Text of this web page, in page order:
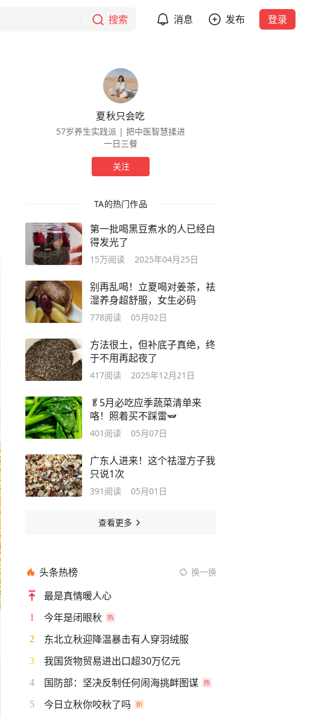
搜索 消息 发布 登录
夏秋只会吃
57岁养生实践派 | 把中医智慧揉进
一日三餐
关注
TA的热门作品
第一批喝黑豆煮水的人已经白
得发光了
15万阅读 2025年04月25日
别再乱喝！立夏喝对姜茶，祛
湿养身超舒服，女生必码
778阅读 05月02日
方法很土，但补底子真绝，终
于不用再起夜了
417阅读 2025年12月21日
🥬5月必吃应季蔬菜清单来
咯！照着买不踩雷🫛
401 阅读 05月07日
广东人进来！这个祛湿方子我
只说1次
391 阅读 05月01日
查看更多
头条热榜 换一换
最是真情暖人心
1 今年是闭眼秋
2 东北立秋迎降温暴击有人穿羽绒服
3 我国货物贸易进出口超30万亿元
4 国防部：坚决反制任何闹海挑衅图谋
5 今日立秋你咬秋了吗